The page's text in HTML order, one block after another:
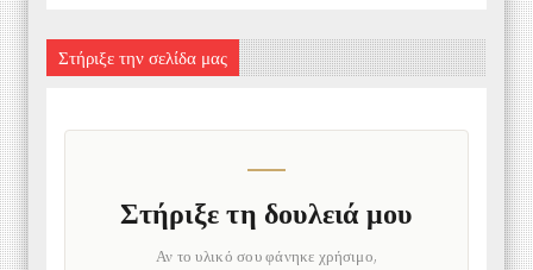
Στήριξε την σελίδα μας
Στήριξε τη δουλειά μου
Αν το υλικό σου φάνηκε χρήσιμο,